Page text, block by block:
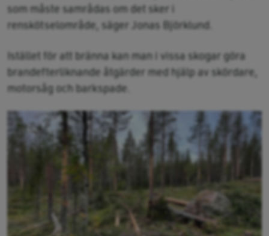
som måste samrådas om det sker i
renskötselområde, säger Jonas Björklund.
Istället för att bränna kan man i vissa skogar göra
brandefterliknande åtgärder med hjälp av skördare,
motorsåg och barkspade.